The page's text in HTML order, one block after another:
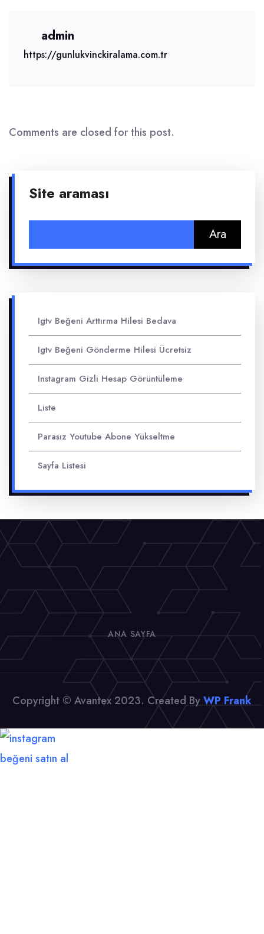
admin
https://gunlukvinckiralama.com.tr
Comments are closed for this post.
Site araması
Igtv Beğeni Arttırma Hilesi Bedava
Igtv Beğeni Gönderme Hilesi Ücretsiz
Instagram Gizli Hesap Görüntüleme
Liste
Parasız Youtube Abone Yükseltme
Sayfa Listesi
ANA SAYFA
Copyright © Avantex 2023. Created ByWP Frank